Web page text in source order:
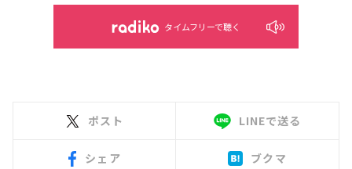
タイムフリーで聴く
ポスト LINEで送る
シェア ブクマ